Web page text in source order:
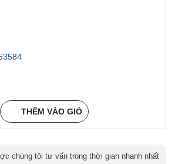
THÊM VÀO GIỎ
chúng tôi tư vấn trong thời gian nhanh nhất